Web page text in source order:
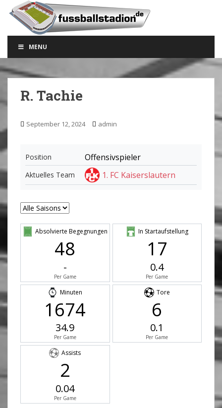
m
o
t
t
MENU
R. Tachie
September 12, 2024 admin
Position Offensivspieler
Aktuelles Team 1. FC Kaiserslautern
Absolvierte Begegnungen
48
-
Per Game
In Startaufstellung
17
0.4
Per Game
Minuten
1674
34.9
Per Game
Tore
6
0.1
Per Game
Assists
2
0.04
Per Game